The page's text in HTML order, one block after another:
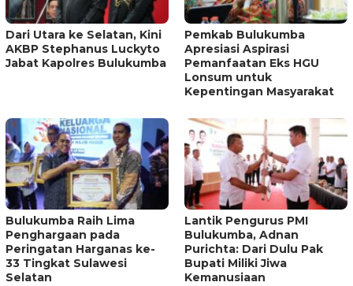
Dari Utara ke Selatan, Kini
AKBP Stephanus Luckyto
Jabat Kapolres Bulukumba
Pemkab Bulukumba
Apresiasi Aspirasi
Pemanfaatan Eks HGU
Lonsum untuk
Kepentingan Masyarakat
Bulukumba Raih Lima
Penghargaan pada
Peringatan Harganas ke-
33 Tingkat Sulawesi
Selatan
Lantik Pengurus PMI
Bulukumba, Adnan
Purichta: Dari Dulu Pak
Bupati Miliki Jiwa
Kemanusiaan